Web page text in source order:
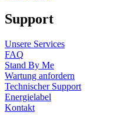
Support
Unsere Services
FAQ
Stand By Me
Wartung anfordern
Technischer Support
Energielabel
Kontakt